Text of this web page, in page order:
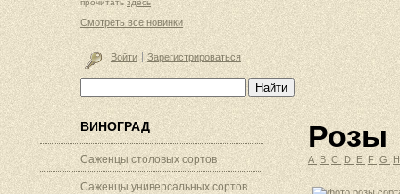
прочитать здесь
Смотреть все новинки
Войти Зарегистрироваться
ВИНОГРАД
Саженцы столовых сортов
Саженцы универсальных сортов
Розы
A B C D E F G